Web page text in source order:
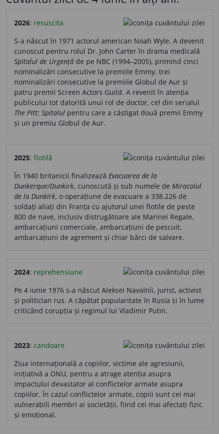
2026: resuscita
S-a născut în 1971 actorul american Noah Wyle. A devenit
cunoscut pentru rolul Dr. John Carter în drama medicală
Spitalul de Urgență de pe NBC (1994–2005), primind cinci
nominalizări consecutive la premiile Emmy, trei
nominalizări consecutive la premiile Globul de Aur și
patru premii Screen Actors Guild. A revenit în atenția
publicului tot datorită unui rol de doctor, cel din serialul
The Pitt: Spitalul pentru care a câștigat două premii Emmy
și un premiu Globul de Aur.
2025: flotilă
În 1940 britanicii finalizează Evacuarea de la
Dunkerque/Dunkirk, cunoscută și sub numele de Miracolul
de la Dunkirk, o operațiune de evacuare a 338.226 de
soldați aliați din Franța cu ajutorul unei flotile de peste
800 de nave, inclusiv distrugătoare ale Marinei Regale,
ambarcațiuni comerciale, ambarcațiuni de pescuit,
ambarcațiuni de agrement și chiar bărci de salvare.
2024: reprehensiune
Pe 4 iunie 1976 s-a născut Aleksei Navalnîi, jurist, activist
și politician rus. A căpătat popularitate în Rusia și în lume
criticând corupția și regimul lui Vladimir Putin.
2023: candoare
Ziua internațională a copiilor, victime ale agresiunii,
inițiativă a ONU, pentru a atrage atenția asupra
impactului devastator al conflictelor armate asupra
copiilor. În cazul conflictelor armate, copiii sunt cei mai
vulnerabili membri ai societății, fiind cei mai afectați fizic
și emoțional.